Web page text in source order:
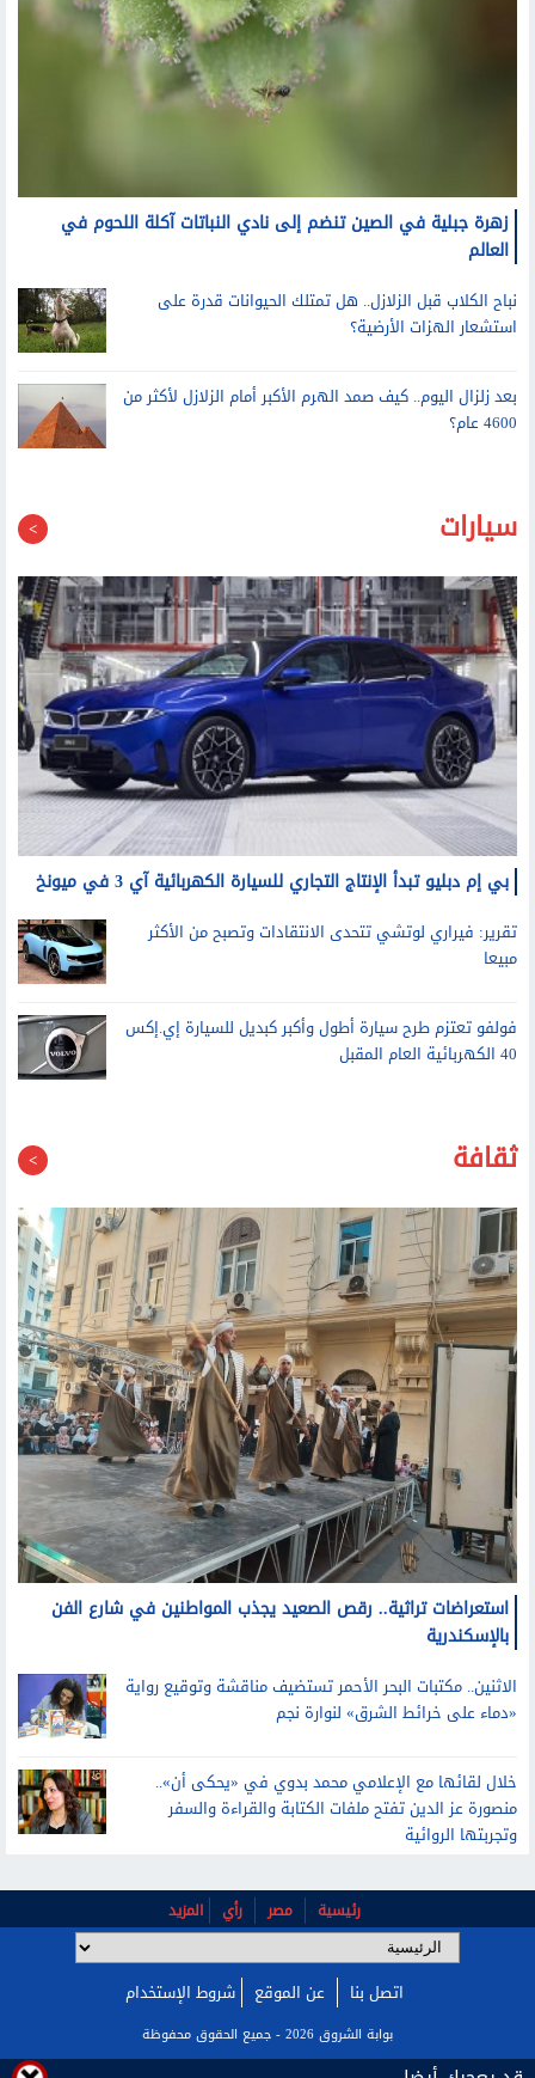
زهرة جبلية في الصين تنضم إلى نادي النباتات آكلة اللحوم في
العالم
استشعار الهزات الأرضية؟
4600 عام؟
سيارات
بي إم دبليو تبدأ الإنتاج التجاري للسيارة الكهربائية آي 3 في ميونخ
مبيعا
40 الكهربائية العام المقبل
ثقافة
استعراضات تراثية.. رقص الصعيد يجذب المواطنين في شارع الفن
بالإسكندرية
«دماء على خرائط الشرق» لنوارة نجم
منصورة عز الدين تفتح ملفات الكتابة والقراءة والسفر
وتجربتها الروائية
رئيسية مصر رأي المزيد
اتصل بنا عن الموقع شروط الإستخدام
بوابة الشروق 2026 - جميع الحقوق محفوظة